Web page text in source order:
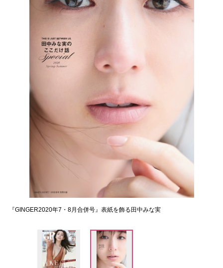
『GINGER2020年7・8月合併号』表紙を飾る田中みな実